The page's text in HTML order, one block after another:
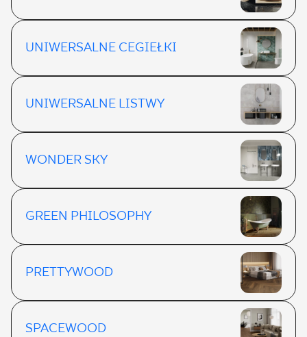
UNIWERSALNE CEGIEŁKI
UNIWERSALNE LISTWY
WONDER SKY
GREEN PHILOSOPHY
PRETTYWOOD
SPACEWOOD